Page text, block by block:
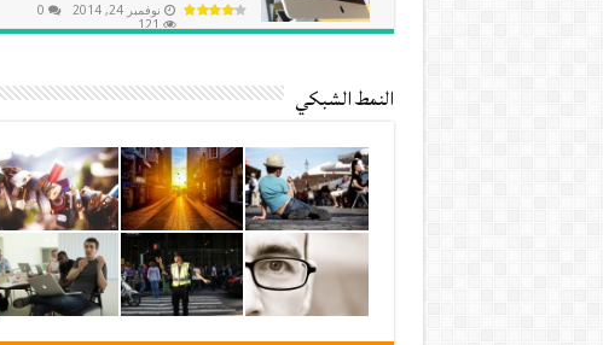
نوفمبر 24, 2014
0
121
النمط الشبكي